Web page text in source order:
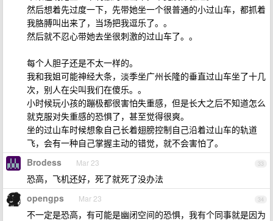
然后想着先过度一下，先带她坐一个很普通的小过山车，都抓着
我胳膊叫出来了，当场把我逗乐了。。
然后就不忍心带她去坐很刺激的过山车了。。
每个人胆子还是不太一样的。
我和我姐可能神经大条，淡季坐广州长隆的垂直过山车坐了十几
次，别人在尖叫我们在傻乐。。
小时候玩小孩的蹦极都很害怕失重感，但是长大之后不知道怎么
就克服对失重感的恐惧了，甚至觉得很爽。
坐的过山车时候想象自己长着翅膀控制自己沿着过山车的轨道
飞，会有一种自己掌握主动的错觉，就不会害怕了。
33
Brodess Mar 23
恐高，飞机还好，死了就死了没办法
34
opengps Mar 23
不一定是恐高，有可能是幽闭空间的恐惧，我有个同事就是因为